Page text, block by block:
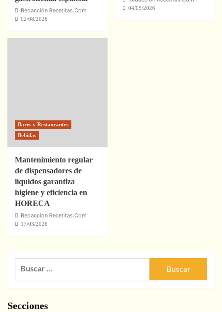
Redacción Recetitas.Com
02/08/2026
04/05/2026
Bares y Restaurantes
Bebidas
Mantenimiento regular
de dispensadores de
líquidos garantiza
higiene y eficiencia en
HORECA
Redaccion Recetitas.Com
17/03/2026
Secciones